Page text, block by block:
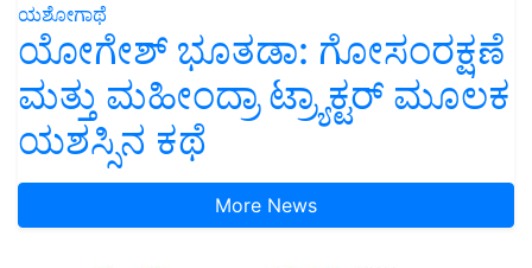
ಯಶೋಗಾಥೆ
ಯೋಗೇಶ್ ಭೂತಡಾ: ಗೋಸಂರಕ್ಷಣೆ
ಮತ್ತು ಮಹೀಂದ್ರಾ ಟ್ರ್ಯಾಕ್ಟರ್ ಮೂಲಕ
ಯಶಸ್ಸಿನ ಕಥೆ
More News